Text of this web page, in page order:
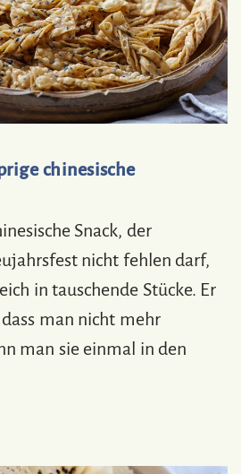
chinesische
Snack, der
nicht fehlen darf,
in tauschende Stücke. Er
man nicht mehr
man sie einmal in den